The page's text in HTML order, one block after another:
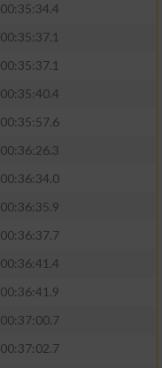
00:35:34.4
00:35:37.1
00:35:37.1
00:35:40.4
00:35:57.6
00:36:26.3
00:36:34.0
00:36:35.9
00:36:37.7
00:36:41.4
00:36:41.9
00:37:00.7
00:37:02.7